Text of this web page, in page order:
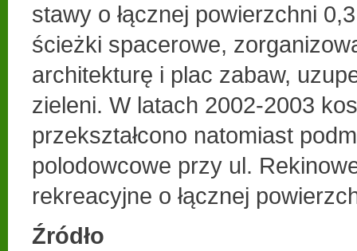
stawy o łącznej powierzchni
ścieżki spacerowe,
architekturę i plac zabaw,
zieleni. W latach 2002-2003
przekształcono natomiast
polodowcowe przy ul.
rekreacyjne o łącznej
Źródło